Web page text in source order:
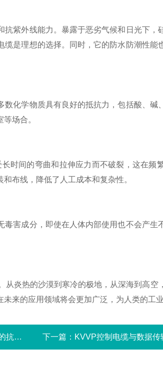
外线能力。暴露于恶劣气候和日光下，
是理想的选择。同时，它的防水防潮性能
学物质具有良好的抵抗力，包括酸、碱
场合。
间的弯曲和拉伸应力而不破裂，这在频
布线，降低了人工成本和复杂性。
成分，即使在人体内部使用也不会产生
炎热的沙漠到寒冷的极地，从深海到高空
来的应用领域将会更加广泛，为人类的工
？ 下一篇： KVVP控制电缆与数据